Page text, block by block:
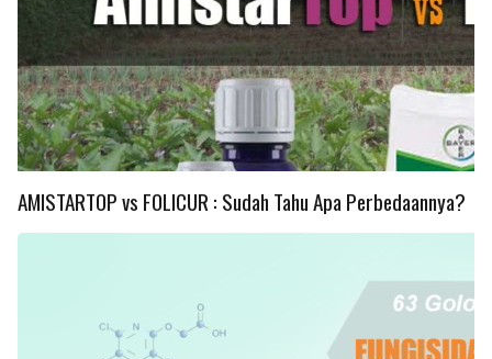
AMISTARTOP vs FOLICUR : Sudah Tahu Apa Perbedaannya?